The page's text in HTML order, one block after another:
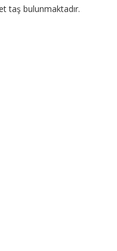
taş bulunmaktadır.